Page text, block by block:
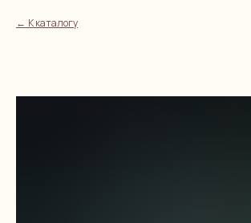
К каталогу